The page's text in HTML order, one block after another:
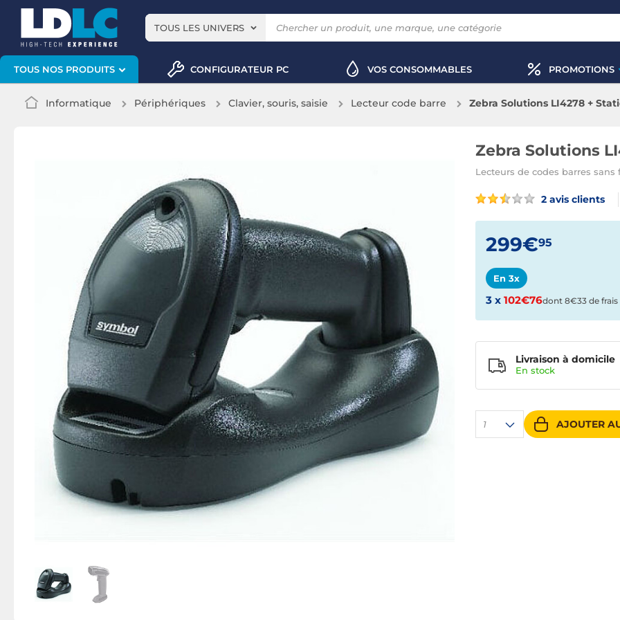
TOUS LES UNIVERS
TOUS NOS PRODUITS CONFIGURATEUR PC VOS CONSOMMABLES PROMOTIONS
Informatique Périphériques Clavier, souris, saisie Lecteur code barre Zebra Solutions LI4278 +
Zebra Solutions
Lecteurs de codes barres
2 avis clients
299€95
En 3x
3 x 102€76dont 8€33 de frais
1 AJOUTER
Livraison à domicile
En stock